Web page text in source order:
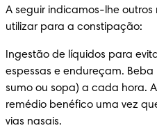
A seguir indicamos-lhe
utilizar para a constipação:
Ingestão de líquidos para
espessas e endureçam.
sumo ou sopa) a cada hora.
remédio benéfico uma vez
vias nasais.